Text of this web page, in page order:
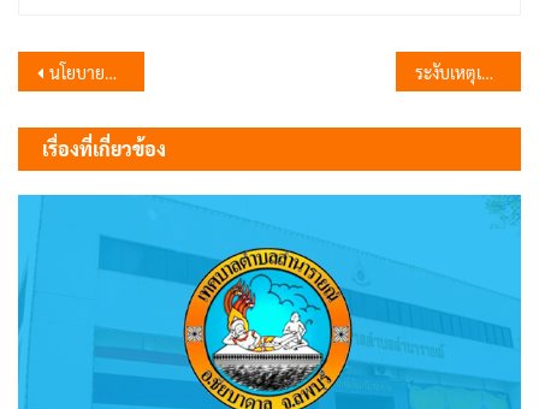
แนะแนว
เรื่อง
นโยบายและกลยุทธ์ด้านการบริหารและพัฒนาทรัพยากรบุคคล ของเทศบาลตำบลลำนารายณ์ ประจำปีงบประมาณ พ.ศ. 2568 ระงับเหตุเพลิงไหม้ห้องเครื่องยนต์รถพ่วง
เรื่องที่เกี่ยวข้อง